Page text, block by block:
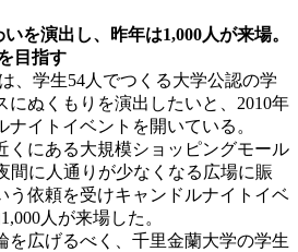
を演出し、昨年は1,000人が来場。
目指す
、学生54人でつくる大学公認の学
にぬくもりを演出したいと、2010年
イトイベントを開いている。
にある大規模ショッピングモール
間に人通りが少なくなる広場に賑
う依頼を受けキャンドルナイトイベ
人が来場した。
広げるべく、千里金蘭大学の学生